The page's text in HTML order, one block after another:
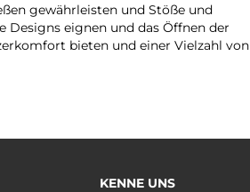
gewährleisten und Stöße und
Designs eignen und das Öffnen der
bieten und einer Vielzahl von
KENNE UNS